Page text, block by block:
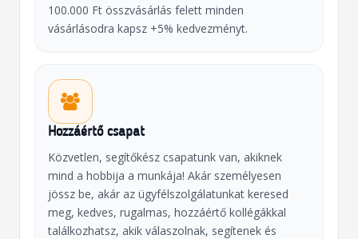
100.000 Ft összvásárlás felett minden
vásárlásodra kapsz +5% kedvezményt.
Hozzáértő csapat
Közvetlen, segítőkész csapatunk van, akiknek
mind a hobbija a munkája! Akár személyesen
jössz be, akár az ügyfélszolgálatunkat keresed
meg, kedves, rugalmas, hozzáértő kollégákkal
találkozhatsz, akik válaszolnak, segítenek és